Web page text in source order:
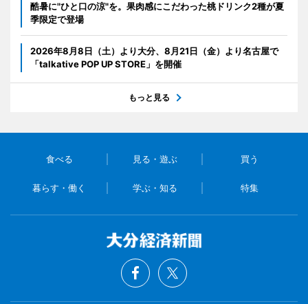
酷暑に"ひと口の涼"を。果肉感にこだわった桃ドリンク2種が夏
季限定で登場
2026年8月8日（土）より大分、8月21日（金）より名古屋で
「talkative POP UP STORE」を開催
もっと見る
食べる 見る・遊ぶ 買う
暮らす・働く 学ぶ・知る 特集